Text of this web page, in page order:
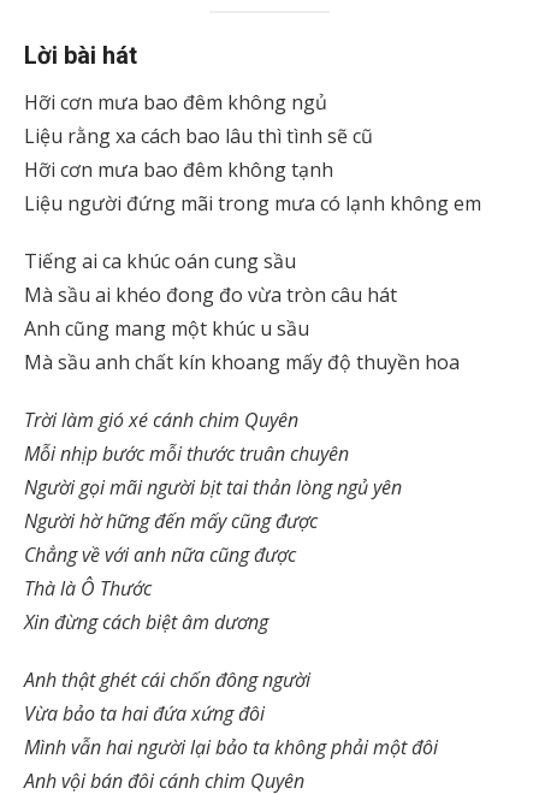
Lời bài hát
Hỡi cơn mưa bao đêm không ngủ
Liệu rằng xa cách bao lâu thì tình sẽ cũ
Hỡi cơn mưa bao đêm không tạnh
Liệu người đứng mãi trong mưa có lạnh không em
Tiếng ai ca khúc oán cung sầu
Mà sầu ai khéo đong đo vừa tròn câu hát
Anh cũng mang một khúc u sầu
Mà sầu anh chất kín khoang mấy độ thuyền hoa
Trời làm gió xé cánh chim Quyên
Mỗi nhịp bước mỗi thước truân chuyên
Người gọi mãi người bịt tai thản lòng ngủ yên
Người hờ hững đến mấy cũng được
Chẳng về với anh nữa cũng được
Thà là Ô Thước
Xin đừng cách biệt âm dương
Anh thật ghét cái chốn đông người
Vừa bảo ta hai đứa xứng đôi
Mình vẫn hai người lại bảo ta không phải một đôi
Anh vội bán đôi cánh chim Quyên